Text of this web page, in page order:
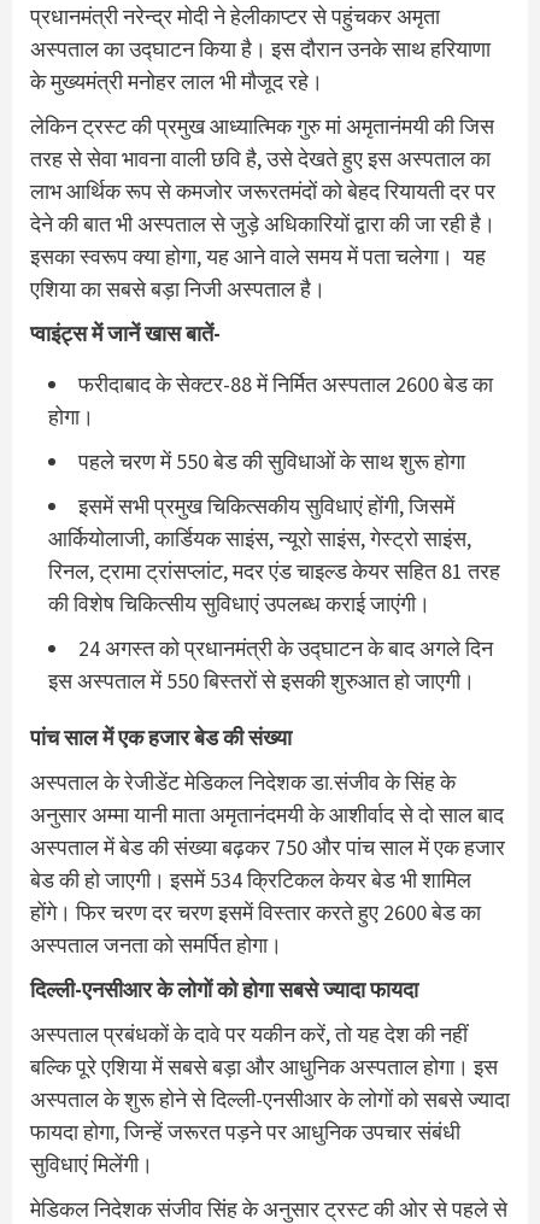
प्रधानमंत्री नरेन्द्र मोदी ने हेलीकाप्टर से पहुंचकर अमृता
अस्पताल का उद्घाटन किया है। इस दौरान उनके साथ हरियाणा
के मुख्यमंत्री मनोहर लाल भी मौजूद रहे।
लेकिन ट्रस्ट की प्रमुख आध्यात्मिक गुरु मां अमृतानंमयी की जिस
तरह से सेवा भावना वाली छवि है, उसे देखते हुए इस अस्पताल का
लाभ आर्थिक रूप से कमजोर जरूरतमंदों को बेहद रियायती दर पर
देने की बात भी अस्पताल से जुड़े अधिकारियों द्वारा की जा रही है।
इसका स्वरूप क्या होगा, यह आने वाले समय में पता चलेगा। यह
एशिया का सबसे बड़ा निजी अस्पताल है।
प्वाइंट्स में जानें खास बातें-
फरीदाबाद के सेक्टर-88 में निर्मित अस्पताल 2600 बेड का
होगा।
पहले चरण में 550 बेड की सुविधाओं के साथ शुरू होगा
इसमें सभी प्रमुख चिकित्सकीय सुविधाएं होंगी, जिसमें
आर्कियोलाजी, कार्डियक साइंस, न्यूरो साइंस, गेस्ट्रो साइंस,
रिनल, ट्रामा ट्रांसप्लांट, मदर एंड चाइल्ड केयर सहित 81 तरह
की विशेष चिकित्सीय सुविधाएं उपलब्ध कराई जाएंगी।
24 अगस्त को प्रधानमंत्री के उद्घाटन के बाद अगले दिन
इस अस्पताल में 550 बिस्तरों से इसकी शुरुआत हो जाएगी।
पांच साल में एक हजार बेड की संख्या
अस्पताल के रेजीडेंट मेडिकल निदेशक डा.संजीव के सिंह के
अनुसार अम्मा यानी माता अमृतानंदमयी के आशीर्वाद से दो साल बाद
अस्पताल में बेड की संख्या बढ़कर 750 और पांच साल में एक हजार
बेड की हो जाएगी। इसमें 534 क्रिटिकल केयर बेड भी शामिल
होंगे। फिर चरण दर चरण इसमें विस्तार करते हुए 2600 बेड का
अस्पताल जनता को समर्पित होगा।
दिल्ली-एनसीआर के लोगों को होगा सबसे ज्यादा फायदा
अस्पताल प्रबंधकों के दावे पर यकीन करें, तो यह देश की नहीं
बल्कि पूरे एशिया में सबसे बड़ा और आधुनिक अस्पताल होगा। इस
अस्पताल के शुरू होने से दिल्ली-एनसीआर के लोगों को सबसे ज्यादा
फायदा होगा, जिन्हें जरूरत पड़ने पर आधुनिक उपचार संबंधी
सुविधाएं मिलेंगी।
मेडिकल निदेशक संजीव सिंह के अनुसार ट्रस्ट की ओर से पहले से